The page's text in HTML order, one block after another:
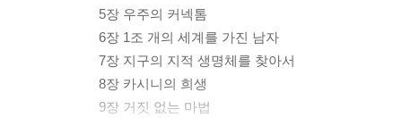
5장 우주의 커넥톰
6장 1조 개의 세계를 가진 남자
7장 지구의 지적 생명체를 찾아서
8장 카시니의 희생
9장 거짓 없는 마법